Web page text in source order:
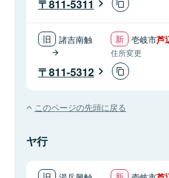
811-5311
諸吉南触 壱岐市芦
住所変更
811-5312
このページの先頭に戻る
ヤ行